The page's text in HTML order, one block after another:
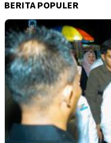
BERITA POPULER